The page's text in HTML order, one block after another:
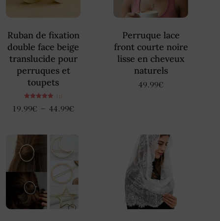
Ruban de fixation
double face beige
translucide pour
perruques et
toupets
5.00
(1)
19.99€ – 44.99€
Perruque lace
front courte noire
lisse en cheveux
naturels
49.99€